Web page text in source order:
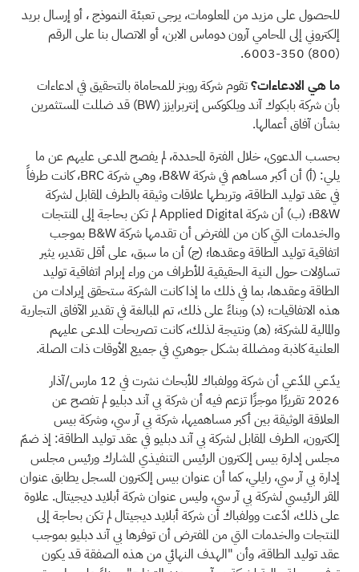
للحصول على مزيد من المعلومات، يرجى تعبئة النموذج، أو إرسالبريد
إلكتروني إلىالمحامي آرون دوماس الابن، أو الاتصال بنا على الرقم
(800)
ما هي الادعاءات؟تقوم شركة روبنز للمحاماة بالتحقيق في ادعاءات
بأن شركة بابكوك آند ويلكوكس إنتربرايزز (BW) قد ضللت المستثمرين
بشأن آفاق أعمالها.
بحسب الدعوى، خلال الفترة المحددة، لم يفصح المدعى عليهم عن ما
يلي: (أ) أن أكبر مساهم في شركة B&W، وهي شركة BRC، كانت طرفاً
في عقد توليد الطاقة، وتربطها علاقات وثيقة بالطرف المقابل لشركة
B&W؛ (ب) أن شركة Applied Digital لم تكن بحاجة إلى المنتجات
والخدمات التي كان من المفترض أن تقدمها شركة B&W بموجب
اتفاقية توليد الطاقة وعقدها؛ (ج) أن ما سبق، على أقل تقدير، يثير
تساؤلات حول النية الحقيقية للأطراف من وراء إبرام اتفاقية توليد
الطاقة وعقدها، بما في ذلك ما إذا كانت الشركة ستحقق إيرادات من
هذه الاتفاقيات؛ (د) وبناءً على ذلك، تم المبالغة في تقدير الآفاق التجارية
والمالية للشركة؛ (هـ) ونتيجة لذلك، كانت تصريحات المدعى عليهم
العلنية كاذبة ومضللة بشكل جوهري في جميع الأوقات ذات الصلة.
يدّعي
المدّعي أن شركة وولفباك للأبحاث نشرت في 12 مارس/آذار
2026 تقريرًا موجزًا تزعم فيه أن شركة بي آند دبليو لم تفصح عن
العلاقة الوثيقة بين أكبر مساهميها، شركة بي آر سي، وشركة بيس
إلكترون، الطرف المقابل لشركة بي آند دبليو في عقد توليد الطاقة: إذ ضمّ
مجلس إدارة بيس إلكترون الرئيس التنفيذي المشارك ورئيس مجلس
إدارة بي آر سي، رايلي، كما أن عنوان بيس إلكترون المسجل يطابق عنوان
المقر الرئيسي لشركة بي آر سي، وليس عنوان شركة أبلايد ديجيتال. علاوة
على ذلك، ادّعتوولفباك أن شركة أبلايد ديجيتال لم تكن بحاجة إلى
المنتجات والخدمات التي من المفترض أن توفرها بي آند دبليو بموجب
عقد توليد الطاقة، وأن "الهدف النهائي من هذه الصفقة قد يكون